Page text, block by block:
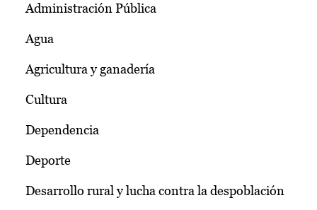
Administración Pública
Agua
Agricultura y ganadería
Cultura
Dependencia
Deporte
Desarrollo rural y lucha contra la despoblación